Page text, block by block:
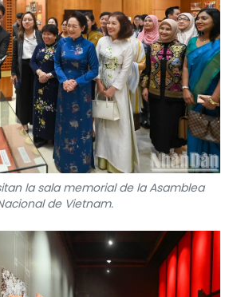
la sala memorial de la Asamblea
de Vietnam.